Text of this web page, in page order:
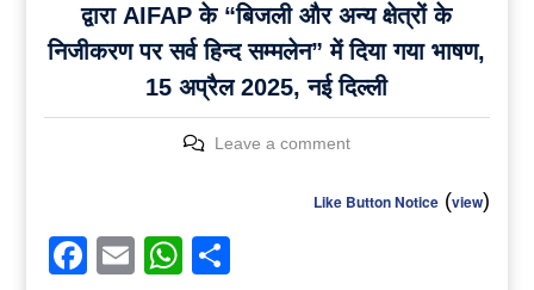
द्वारा AIFAP के “बिजली और अन्य क्षेत्रों के
निजीकरण पर सर्व हिन्द सम्मलेन” में दिया गया भाषण,
15 अप्रैल 2025, नई दिल्ली
Leave a comment
Like Button Notice (view)
Facebook
EmailWhatsApp